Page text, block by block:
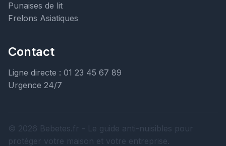
Punaises de lit
Frelons Asiatiques
Contact
Ligne directe : 01 23 45 67 89
Urgence 24/7
© 2026 Bebetes.fr - Le guide anti-nuisibles pour
protéger votre maison et votre entreprise.